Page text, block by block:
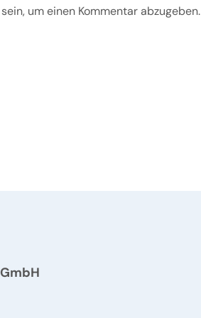
sein, um einen Kommentar abzugeben.